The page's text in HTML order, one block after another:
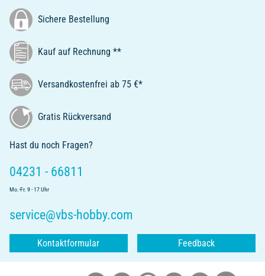
Sichere Bestellung
Kauf auf Rechnung **
Versandkostenfrei ab 75 €*
Gratis Rückversand
Hast du noch Fragen?
04231 - 66811
Mo.-Fr. 9 - 17 Uhr
service@vbs-hobby.com
Kontaktformular Feedback